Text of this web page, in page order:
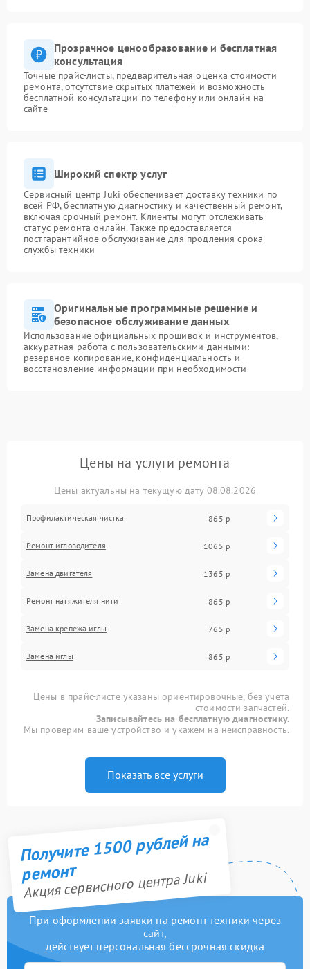
Прозрачное ценообразование и бесплатная
консультация
Точные прайс-листы, предварительная оценка стоимости
ремонта, отсутствие скрытых платежей и возможность
бесплатной консультации по телефону или онлайн на
сайте
Широкий спектр услуг
Сервисный центр Juki обеспечивает доставку техники по
всей РФ, бесплатную диагностику и качественный ремонт,
включая срочный ремонт. Клиенты могут отслеживать
статус ремонта онлайн. Также предоставляется
постгарантийное обслуживание для продления срока
службы техники
Оригинальные программные решение и
безопасное обслуживание данных
Использование официальных прошивок и инструментов,
аккуратная работа с пользовательскими данными:
резервное копирование, конфиденциальность и
восстановление информации при необходимости
Цены на услуги ремонта
Цены актуальны на текущую дату 08.08.2026
Профилактическая чистка 865 р
Ремонт игловодителя 1065 р
Замена двигателя 1365 р
Ремонт натяжителя нити 865 р
Замена крепежа иглы 765 р
Замена иглы 865 р
Цены в прайс-листе указаны ориентировочные, без учета
стоимости запчастей.
Записывайтесь на бесплатную диагностику.
Мы проверим ваше устройство и укажем на неисправность.
Показать все услуги
Получите 1500 рублей на
ремонт
Акция сервисного центра Juki
При оформлении заявки на ремонт техники через
сайт,
действует персональная бессрочная скидка